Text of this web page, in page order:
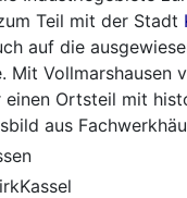
Teil mit der Stadt
auf die
Mit Vollmarshausen
einen Ortsteil mit
aus